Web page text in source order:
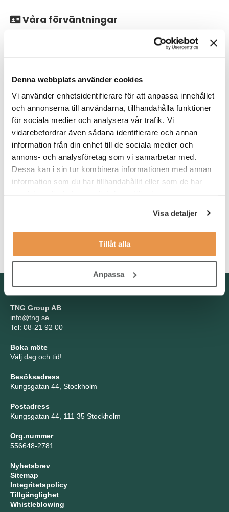
Denna webbplats använder cookies
Vi använder enhetsidentifierare för att anpassa innehållet
och annonserna till användarna, tillhandahålla funktioner
för sociala medier och analysera vår trafik. Vi
vidarebefordrar även sådana identifierare och annan
information från din enhet till de sociala medier och
annons- och analysföretag som vi samarbetar med.
Dessa kan i sin tur kombinera informationen med annan
information som du har tillhandahållit eller som de har
Visa detaljer
Tillåt alla
Anpassa
Våra förväntningar
Naturvetenskaplig universitets- eller högskoleexamen om
minst 240hp. Gärna civilingenjör inom bio-/kemiteknik eller
Goda kunskaper om läkemedelsframställning enligt
(GMP).
Mycket goda kunskaper i svenska och engelska, både i tal
och skrift.
Det är meriterande med tidigare erfarenhet från kvalitetssäkring
eller hantering av inköpt material. Goda kunskaper inom LEAN
är till din fördel.
olika behov och samtidigt prioritera ditt eget arbete. Du har
med engagemang och integritet.
Kontakta oss
TNG Group AB
info@tng.se
Tel: 08-21 92 00
Boka möte
Välj dag och tid!
Besöksadress
Kungsgatan 44, Stockholm
Postadress
Kungsgatan 44, 111 35 Stockholm
Org.nummer
556648-2781
Nyhetsbrev
Sitemap
Integritetspolicy
Tillgänglighet
Whistleblowing